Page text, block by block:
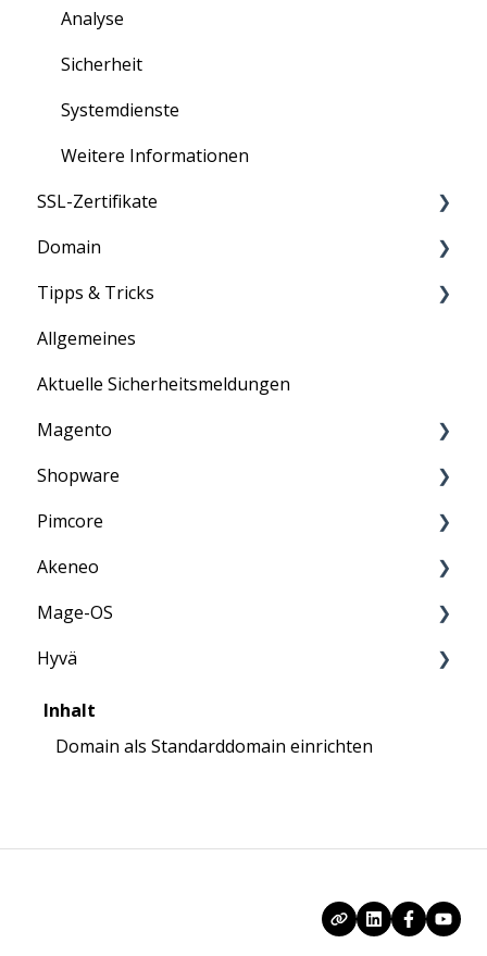
Analyse
Sicherheit
Systemdienste
Weitere Informationen
SSL-Zertifikate
Anleitung
Information
Domain
Informationen
Tipps & Tricks
Allgemein
ASV-Scan
E-Mail
PCI-DSS
Penetrationstest
Allgemeines
Aktuelle Sicherheitsmeldungen
Magento
Information
Shopware
Anleitung
Pimcore
Anleitung
FAQ
Akeneo
Anleitung
FAQ
Mage-OS
FAQ
Hyvä
FAQ
Inhalt
Domain als Standarddomain einrichten